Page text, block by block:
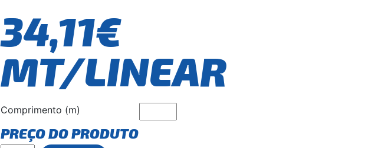
34,11€
MT/LINEAR
Comprimento (m)
PREÇO DO PRODUTO